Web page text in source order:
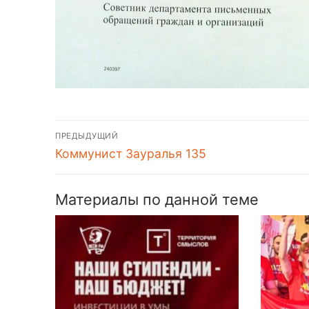
Навигация
по
ПРЕДЫДУЩИЙ
Предыдущая
Коммунист Зауралья 135
Материалы по данной теме